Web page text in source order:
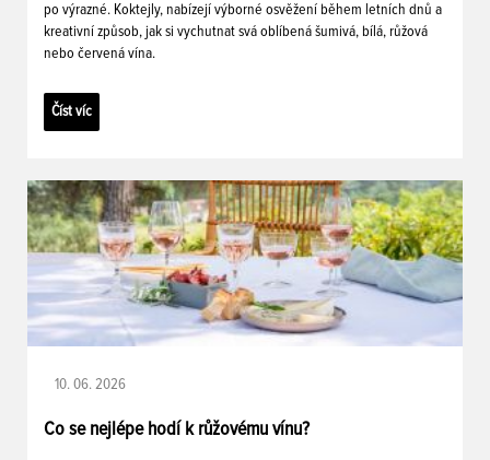
po výrazné. Koktejly, nabízejí výborné osvěžení během letních dnů a
kreativní způsob, jak si vychutnat svá oblíbená šumivá, bílá, růžová
nebo červená vína.
Číst víc
10. 06. 2026
Co se nejlépe hodí k růžovému vínu?